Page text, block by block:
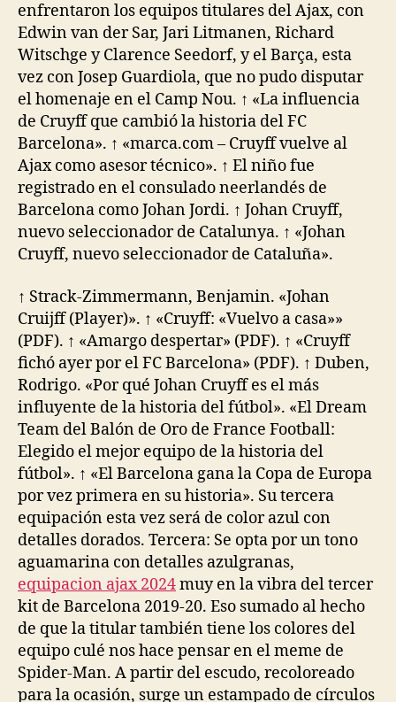
enfrentaron los equipos titulares del Ajax, con
Edwin van der Sar, Jari Litmanen, Richard
Witschge y Clarence Seedorf, y el Barça, esta
vez con Josep Guardiola, que no pudo disputar
el homenaje en el Camp Nou. ↑ «La influencia
de Cruyff que cambió la historia del FC
Barcelona». ↑ «marca.com – Cruyff vuelve al
Ajax como asesor técnico». ↑ El niño fue
registrado en el consulado neerlandés de
Barcelona como Johan Jordi. ↑ Johan Cruyff,
nuevo seleccionador de Catalunya. ↑ «Johan
Cruyff, nuevo seleccionador de Cataluña».
↑ Strack-Zimmermann, Benjamin. «Johan
Cruijff (Player)». ↑ «Cruyff: «Vuelvo a casa»»
(PDF). ↑ «Amargo despertar» (PDF). ↑ «Cruyff
fichó ayer por el FC Barcelona» (PDF). ↑ Duben,
Rodrigo. «Por qué Johan Cruyff es el más
influyente de la historia del fútbol». «El Dream
Team del Balón de Oro de France Football:
Elegido el mejor equipo de la historia del
fútbol». ↑ «El Barcelona gana la Copa de Europa
por vez primera en su historia». Su tercera
equipación esta vez será de color azul con
detalles dorados. Tercera: Se opta por un tono
aguamarina con detalles azulgranas,
equipacion ajax 2024muy en la vibra del tercer
kit de Barcelona 2019-20. Eso sumado al hecho
de que la titular también tiene los colores del
equipo culé nos hace pensar en el meme de
Spider-Man. A partir del escudo, recoloreado
para la ocasión, surge un estampado de círculos